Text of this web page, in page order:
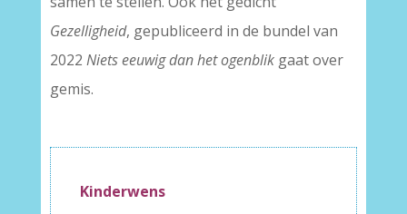
Gezelligheid, gepubliceerd in de bundel van
2022 Niets eeuwig dan het ogenblik gaat over
gemis.
Kinderwens